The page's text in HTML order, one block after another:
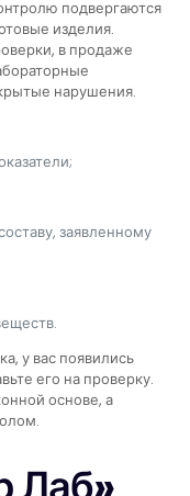
подвергаются
изделия.
в продаже
нарушения.
заявленному
у вас появились
его на проверку.
основе, а